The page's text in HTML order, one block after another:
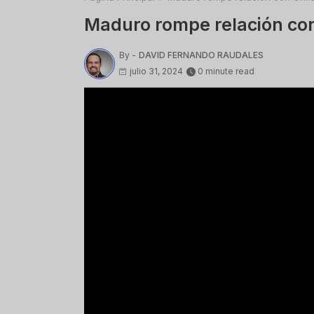
Maduro rompe relación
By - DAVID FERNANDO RAUDALES
julio 31, 2024
0 minute read